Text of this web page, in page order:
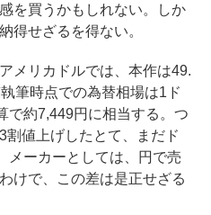
を買うかもしれない。しか
得せざるを得ない。
メリカドルでは、本作は49.
筆時点での為替相場は1ド
で約7,449円に相当する。つ
割値上げしたとて、まだド
メーカーとしては、円で売
けで、この差は是正せざる